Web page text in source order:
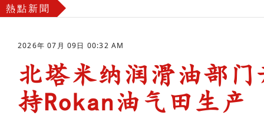
熱點新聞
2026年 07月 09日 00:32 AM
北塔米纳润滑油部门
持Rokan油气田生产